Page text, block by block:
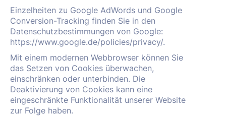
Einzelheiten zu Google AdWords und Google
Conversion-Tracking finden Sie in den
Datenschutzbestimmungen von Google:
https://www.google.de/policies/privacy/.
Mit einem modernen Webbrowser können Sie
das Setzen von Cookies überwachen,
einschränken oder unterbinden. Die
Deaktivierung von Cookies kann eine
eingeschränkte Funktionalität unserer Website
zur Folge haben.